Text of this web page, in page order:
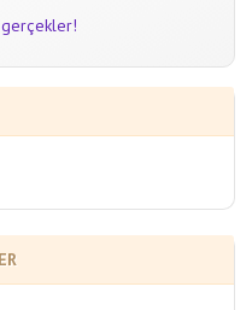
gerçekler!